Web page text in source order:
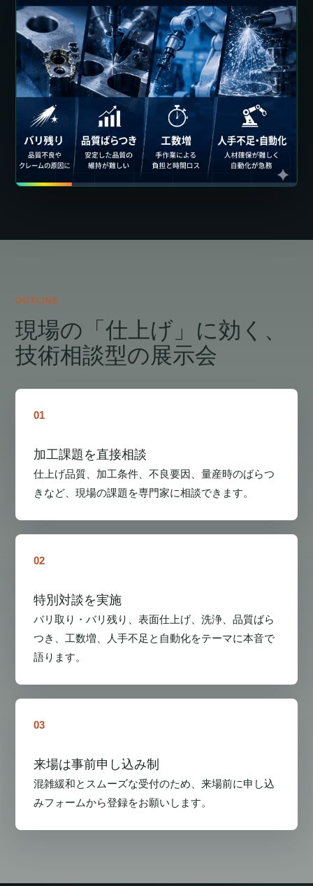
藤本工業㈱
TAFLINK
バリ取り男塾
藤本塾長
㈱スギノマシン
精密機器事業部
営業技術グループ
武藤グループ長
OUTLINE
現場の「仕上げ」に効く、
技術相談型の展示会
01
加工課題を直接相談
仕上げ品質、加工条件、不良要因、量産時のばらつ
きなど、現場の課題を専門家に相談できます。
02
特別対談を実施
バリ取り・バリ残り、表面仕上げ、洗浄、品質ばら
つき、工数増、人手不足と自動化をテーマに本音で
語ります。
03
来場は事前申し込み制
混雑緩和とスムーズな受付のため、来場前に申し込
みフォームから登録をお願いします。